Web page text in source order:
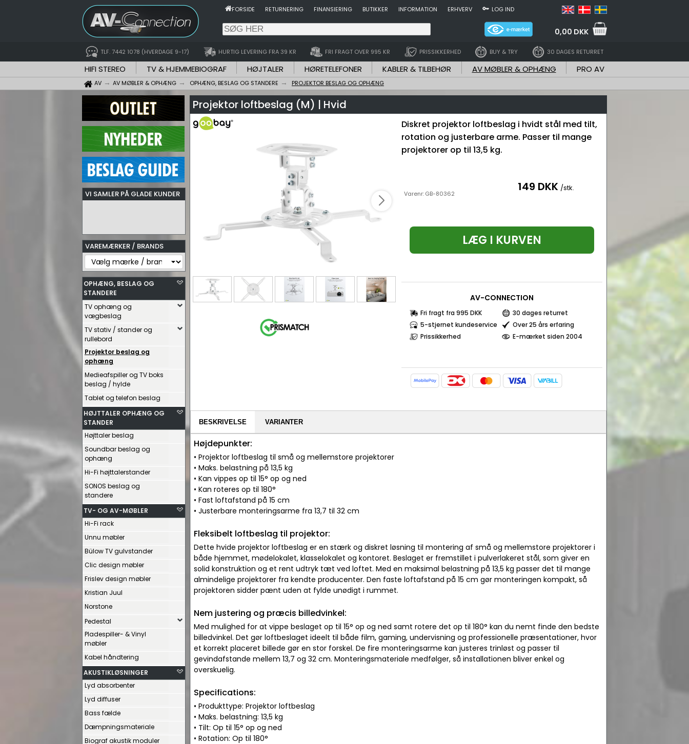
FORSIDE RETURNERING FINANSIERING BUTIKKER INFORMATION ERHVERV LOG IND
0,00 DKK
TLF. 7442 1078 (HVERDAGE 9-17) HURTIG LEVERING FRA 39 KR FRI FRAGT OVER 995 KR PRISSIKKERHED BUY & TRY 30 DAGES RETURRET
HIFI STEREO TV & HJEMMEBIOGRAF HØJTALER HØRETELEFONER KABLER & TILBEHØR AV MØBLER & OPHÆNG PRO AV
AV AV MØBLER & OPHÆNG OPHÆNG, BESLAG OG STANDERE PROJEKTOR BESLAG OG OPHÆNG
VI SAMLER PÅ GLADE KUNDER
VAREMÆRKER / BRANDS
OPHÆNG, BESLAG OG
STANDERE
TV ophæng og
vægbeslag
TV stativ / stander og
rullebord
Projektor beslag og
ophæng
Medieafspiller og TV boks
beslag / hylde
Tablet og telefon beslag
HØJTTALER OPHÆNG OG
STANDER
Højttaler beslag
Soundbar beslag og
ophæng
Hi-Fi højttalerstander
SONOS beslag og
standere
TV- OG AV-MØBLER
Hi-Fi rack
Unnu møbler
Bülow TV gulvstander
Clic design møbler
Frislev design møbler
Kristian Juul
Norstone
Pedestal
Pladespiller- & Vinyl
møbler
Kabel håndtering
AKUSTIKLØSNINGER
Lyd absorbenter
Lyd diffuser
Bass fælde
Dæmpningsmateriale
Biograf akustik moduler
Projektor loftbeslag (M) | Hvid
Diskret projektor loftbeslag i hvidt stål med tilt,
rotation og justerbare arme. Passer til mange
projektorer op til 13,5 kg.
Varenr:GB-80362 149 DKK /stk.
LÆG I KURVEN
AV-CONNECTION
Fri fragt fra 995 DKK
30 dages returret
5-stjernet kundeservice
Over 25 års erfaring
Prissikkerhed
E-mærket siden 2004
BESKRIVELSE VARIANTER
Højdepunkter:
• Projektor loftbeslag til små og mellemstore projektorer
• Maks. belastning på 13,5 kg
• Kan vippes op til 15° op og ned
• Kan roteres op til 180°
• Fast loftafstand på 15 cm
• Justerbare monteringsarme fra 13,7 til 32 cm
Fleksibelt loftbeslag til projektor:
Dette hvide projektor loftbeslag er en stærk og diskret løsning til montering af små og mellemstore projektorer i
både hjemmet, mødelokalet, klasselokalet og kontoret. Beslaget er fremstillet i pulverlakeret stål, som giver en
solid konstruktion og et rent udtryk tæt ved loftet. Med en maksimal belastning på 13,5 kg passer det til mange
almindelige projektorer fra kendte producenter. Den faste loftafstand på 15 cm gør monteringen kompakt, så
projektoren sidder pænt uden at fylde unødigt i rummet.
Nem justering og præcis billedvinkel:
Med mulighed for at vippe beslaget op til 15° op og ned samt rotere det op til 180° kan du nemt finde den bedste
billedvinkel. Det gør loftbeslaget ideelt til både film, gaming, undervisning og professionelle præsentationer, hvor
et korrekt placeret billede gør en stor forskel. De fire monteringsarme kan justeres trinløst og passer til
gevindafstande mellem 13,7 og 32 cm. Monteringsmateriale medfølger, så installationen bliver enkel og
overskuelig.
Specifications:
• Produkttype: Projektor loftbeslag
• Maks. belastning: 13,5 kg
• Tilt: Op til 15° op og ned
• Rotation: Op til 180°